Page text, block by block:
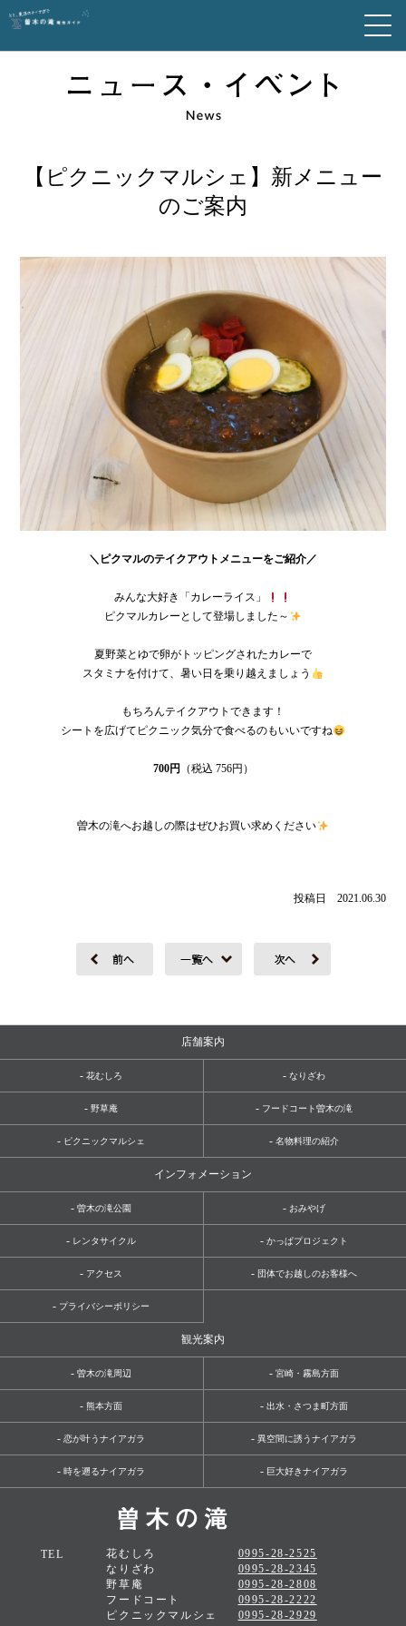
【ピクニックマルシェ】新メニュー
のご案内
＼ピクマルのテイクアウトメニューをご紹介／
みんな大好き「カレーライス」
ピクマルカレーとして登場しました～
夏野菜とゆで卵がトッピングされたカレーで
スタミナを付けて、暑い日を乗り越えましょう
もちろんテイクアウトできます！
シートを広げてピクニック気分で食べるのもいいですね
700円 （税込 756円）
曽木の滝へお越しの際はぜひお買い求めください
投稿日 2021.06.30
店舗案内
-花むしろ -なりざわ
-野草庵 - フードコート曽木の滝
- ピクニックマルシェ -名物料理の紹介
インフォメーション
-曽木の滝公園 - おみやげ
- レンタサイクル -かっぱプロジェクト
- アクセス - 団体でお越しのお客様へ
- プライバシーポリシー
観光案内
-曽木の滝周辺 -宮崎・霧島方面
-熊本方面 -出水・さつま町方面
-恋が叶うナイアガラ -異空間に誘うナイアガラ
-時を遡るナイアガラ - 巨大好きナイアガラ
TEL 花むしろ
0995-28-2525
なりざわ
0995-28-2345
野草庵
0995-28-2808
フードコート
0995-28-2222
ピクニックマルシェ
0995-28-2929